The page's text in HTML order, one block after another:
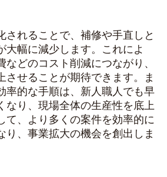
されることで、補修や手直しと
大幅に減少します。これによ
などのコスト削減につながり、
させることが期待できます。ま
率的な手順は、新人職人でも早
なり、現場全体の生産性を底上
て、より多くの案件を効率的に
り、事業拡大の機会を創出しま